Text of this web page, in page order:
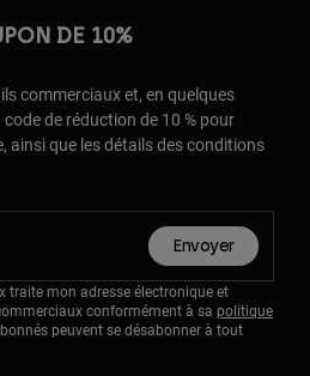
DE 10%
commerciaux et, en quelques
de réduction de 10 % pour
ainsi que les détails des conditions
Envoyer
traite mon adresse électronique et
conformément à sa politique
peuvent se désabonner à tout